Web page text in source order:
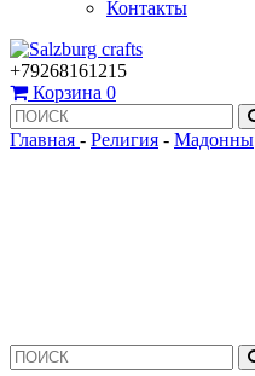
Контакты
+79268161215
Корзина 0
Главная - Религия - Мадонны